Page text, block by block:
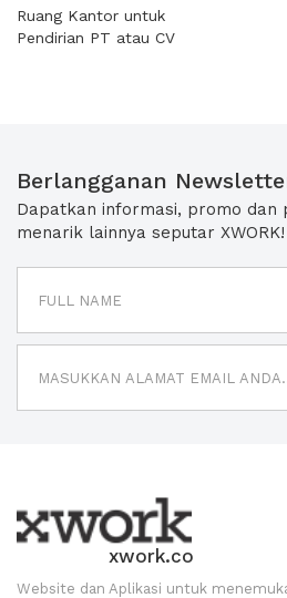
Ruang Kantor untuk
Pendirian PT atau CV
Berlangganan
Dapatkan informasi, promo dan
menarik lainnya seputar XWORK!
xwork.co
Website dan Aplikasi untuk